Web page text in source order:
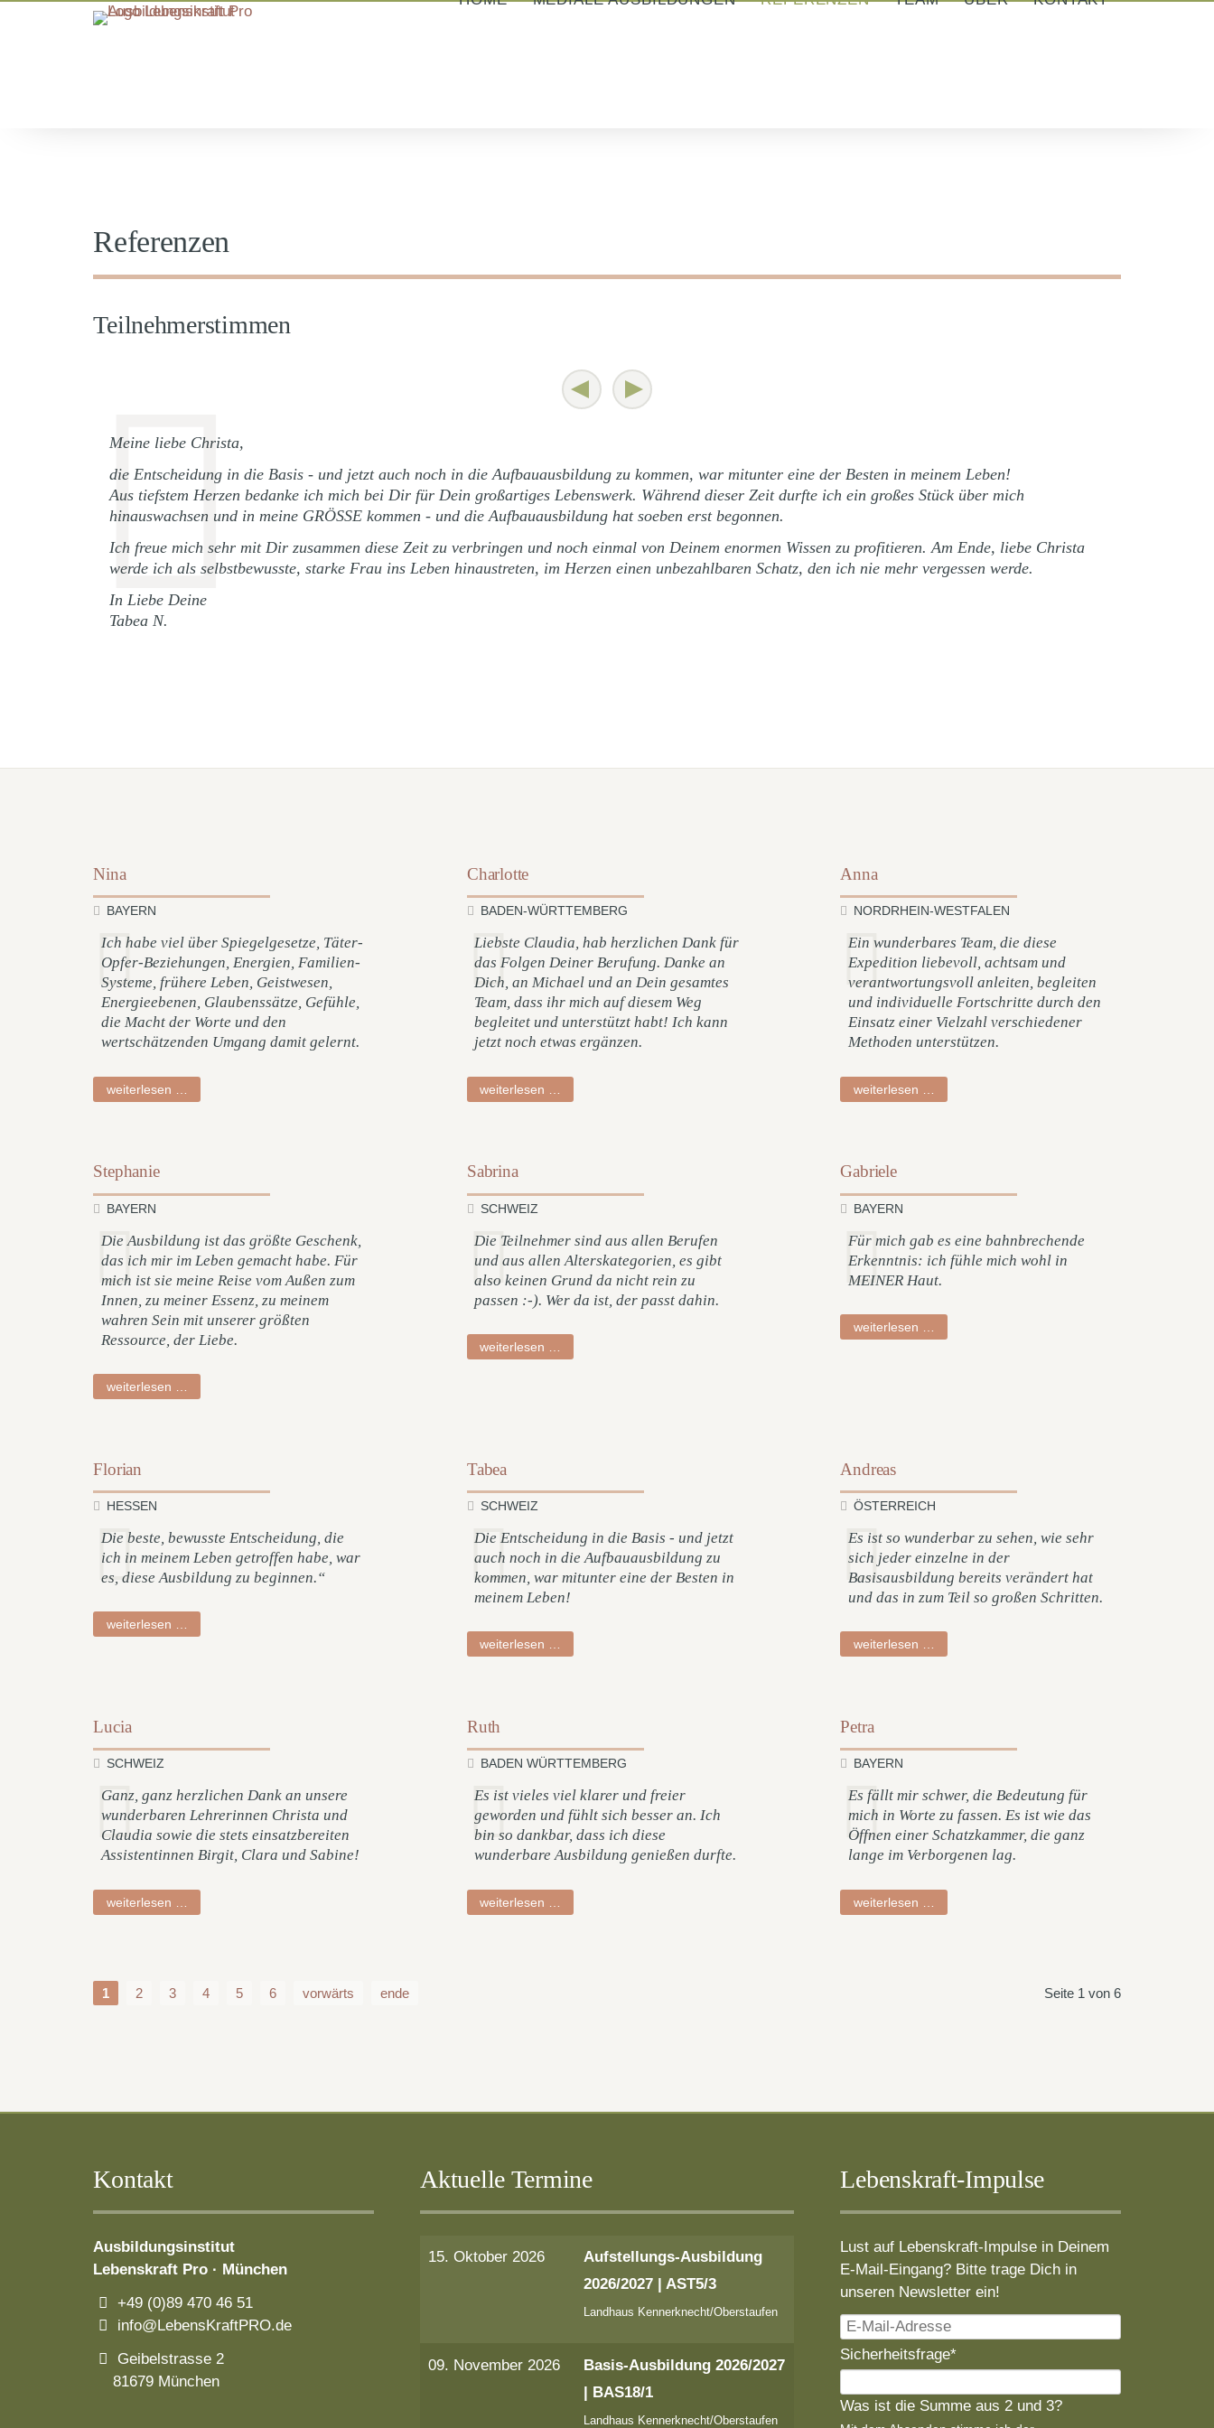
Referenzen
Teilnehmerstimmen
Meine liebe Christa,
die Entscheidung in die Basis - und jetzt auch noch in die Aufbauausbildung zu kommen, war mitunter eine der Besten in meinem Leben!
Aus tiefstem Herzen bedanke ich mich bei Dir für Dein großartiges Lebenswerk. Während dieser Zeit durfte ich ein großes Stück über mich
hinauswachsen und in meine GRÖSSE kommen - und die Aufbauausbildung hat soeben erst begonnen.
Ich freue mich sehr mit Dir zusammen diese Zeit zu verbringen und noch einmal von Deinem enormen Wissen zu profitieren. Am Ende, liebe Christa
werde ich als selbstbewusste, starke Frau ins Leben hinaustreten, im Herzen einen unbezahlbaren Schatz, den ich nie mehr vergessen werde.
In Liebe Deine
Tabea N.
Nina
BAYERN
Ich habe viel über Spiegelgesetze, Täter-
Opfer-Beziehungen, Energien, Familien-
Systeme, frühere Leben, Geistwesen,
Energieebenen, Glaubenssätze, Gefühle,
die Macht der Worte und den
wertschätzenden Umgang damit gelernt.
weiterlesen …
Charlotte
BADEN-WÜRTTEMBERG
Liebste Claudia, hab herzlichen Dank für
das Folgen Deiner Berufung. Danke an
Dich, an Michael und an Dein gesamtes
Team, dass ihr mich auf diesem Weg
begleitet und unterstützt habt! Ich kann
jetzt noch etwas ergänzen.
weiterlesen …
Anna
NORDRHEIN-WESTFALEN
Ein wunderbares Team, die diese
Expedition liebevoll, achtsam und
verantwortungsvoll anleiten, begleiten
und individuelle Fortschritte durch den
Einsatz einer Vielzahl verschiedener
Methoden unterstützen.
weiterlesen …
Stephanie
BAYERN
Die Ausbildung ist das größte Geschenk,
das ich mir im Leben gemacht habe. Für
mich ist sie meine Reise vom Außen zum
Innen, zu meiner Essenz, zu meinem
wahren Sein mit unserer größten
Ressource, der Liebe.
weiterlesen …
Sabrina
SCHWEIZ
Die Teilnehmer sind aus allen Berufen
und aus allen Alterskategorien, es gibt
also keinen Grund da nicht rein zu
passen :-). Wer da ist, der passt dahin.
weiterlesen …
Gabriele
BAYERN
Für mich gab es eine bahnbrechende
Erkenntnis: ich fühle mich wohl in
MEINER Haut.
weiterlesen …
Florian
HESSEN
Die beste, bewusste Entscheidung, die
ich in meinem Leben getroffen habe, war
es, diese Ausbildung zu beginnen.“
weiterlesen …
Tabea
SCHWEIZ
Die Entscheidung in die Basis - und jetzt
auch noch in die Aufbauausbildung zu
kommen, war mitunter eine der Besten in
meinem Leben!
weiterlesen …
Andreas
ÖSTERREICH
Es ist so wunderbar zu sehen, wie sehr
sich jeder einzelne in der
Basisausbildung bereits verändert hat
und das in zum Teil so großen Schritten.
weiterlesen …
Lucia
SCHWEIZ
Ganz, ganz herzlichen Dank an unsere
wunderbaren Lehrerinnen Christa und
Claudia sowie die stets einsatzbereiten
Assistentinnen Birgit, Clara und Sabine!
weiterlesen …
Ruth
BADEN WÜRTTEMBERG
Es ist vieles viel klarer und freier
geworden und fühlt sich besser an. Ich
bin so dankbar, dass ich diese
wunderbare Ausbildung genießen durfte.
weiterlesen …
Petra
BAYERN
Es fällt mir schwer, die Bedeutung für
mich in Worte zu fassen. Es ist wie das
Öffnen einer Schatzkammer, die ganz
lange im Verborgenen lag.
weiterlesen …
Seite 1 von 6
1 2 3 4 5 6 vorwärts ende
Kontakt
Ausbildungsinstitut
Lebenskraft Pro · München
+49 (0)89 470 46 51
info@LebensKraftPRO.de
Geibelstrasse 2
81679 München
Aktuelle Termine
15. Oktober 2026
Aufstellungs-Ausbildung
2026/2027 | AST5/3
Landhaus Kennerknecht/Oberstaufen
09. November 2026
Basis-Ausbildung 2026/2027
| BAS18/1
Landhaus Kennerknecht/Oberstaufen
Lebenskraft-Impulse
Lust auf Lebenskraft-Impulse in Deinem
E-Mail-Eingang? Bitte trage Dich in
unseren Newsletter ein!
E-
Mail-
Adresse
Pflichtfeld
Sicherheitsfrage*
Was ist die Summe aus 2 und 3?